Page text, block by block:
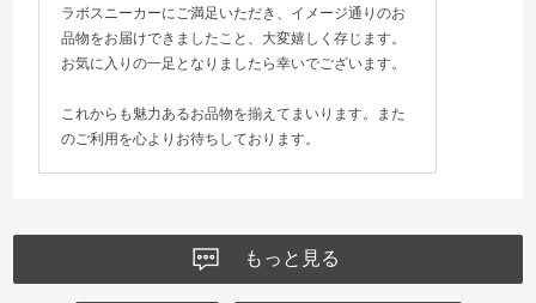
ラボスニーカーにご満足いただき、イメージ通りのお
品物をお届けできましたこと、大変嬉しく存じます。
お気に入りの一足となりましたら幸いでございます。
これからも魅力あるお品物を揃えてまいります。また
のご利用を心よりお待ちしております。
もっと見る